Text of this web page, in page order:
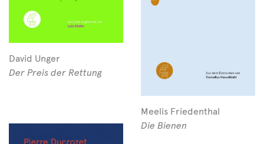
David Unger
Der Preis der Rettung
Meelis Friedenthal
Die Bienen